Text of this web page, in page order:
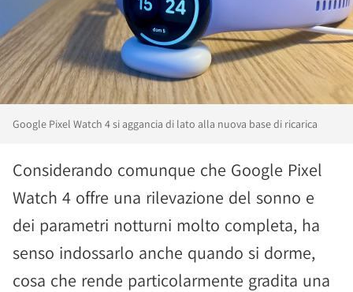
Google Pixel Watch 4 si aggancia di lato alla nuova base di ricarica
Considerando comunque che Google Pixel
Watch 4 offre una rilevazione del sonno e
dei parametri notturni molto completa, ha
senso indossarlo anche quando si dorme,
cosa che rende particolarmente gradita una